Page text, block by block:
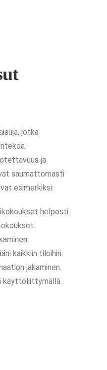
jotka
ja
saumattomasti
esimerkiksi:
helposti.
kaikkiin tiloihin.
jakaminen.
käyttöliittymällä.